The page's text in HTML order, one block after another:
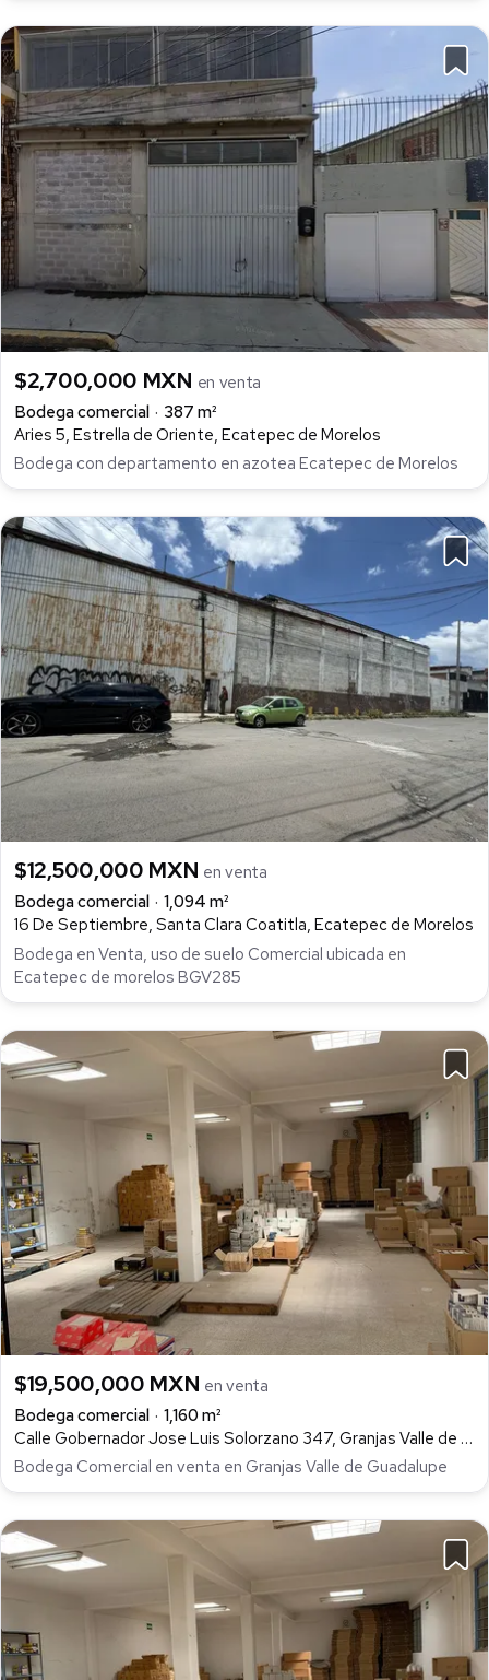
$2,700,000 MXN en venta
Bodega comercial
387 m²
Aries 5, Estrella de Oriente, Ecatepec de Morelos
Bodega con departamento en azotea Ecatepec de Morelos
$12,500,000 MXN en venta
Bodega comercial
1,094 m²
16 De Septiembre, Santa Clara Coatitla, Ecatepec de Morelos
Bodega en Venta, uso de suelo Comercial ubicada en
Ecatepec de morelos BGV285
$19,500,000 MXN en venta
Bodega comercial
1,160 m²
Calle Gobernador Jose Luis Solorzano 347, Granjas Valle de Guadalupe Sección A, Ecatepec de Morelos
Bodega Comercial en venta en Granjas Valle de Guadalupe